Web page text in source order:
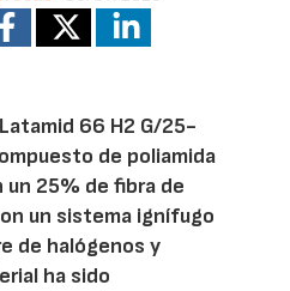
66 H2 G/25-
de poliamida
25% de fibra de
un sistema ignífugo
de halógenos y
ha sido